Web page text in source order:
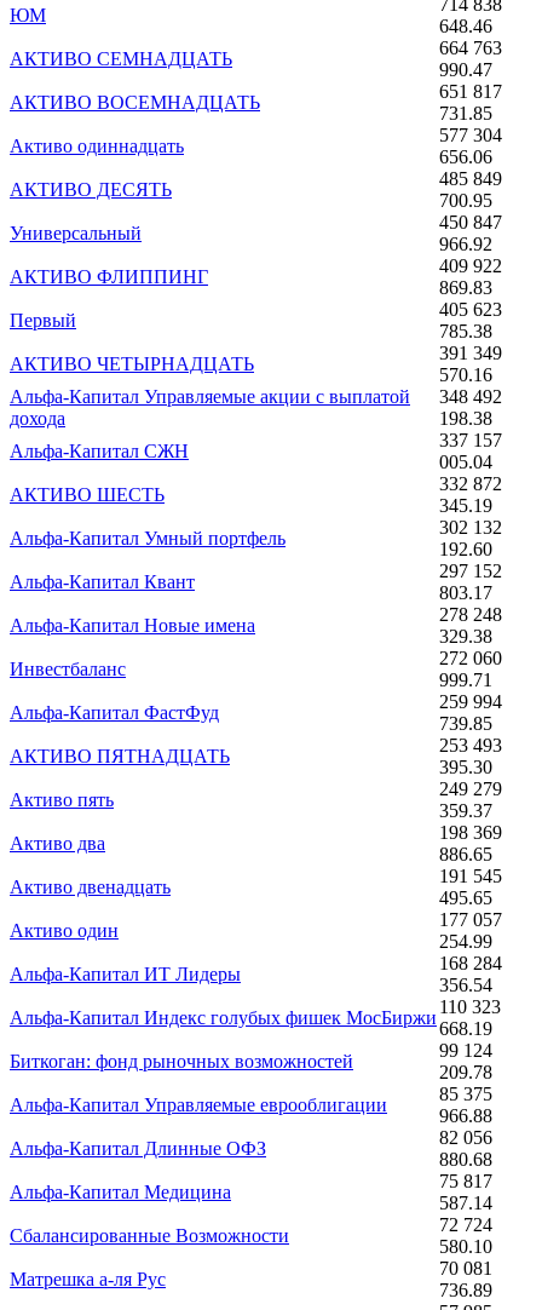
ЮМ
714 838
648.46
АКТИВО СЕМНАДЦАТЬ
664 763
990.47
АКТИВО ВОСЕМНАДЦАТЬ
651 817
731.85
Активо одиннадцать
577 304
656.06
АКТИВО ДЕСЯТЬ
485 849
700.95
Универсальный
450 847
966.92
АКТИВО ФЛИППИНГ
409 922
869.83
Первый
405 623
785.38
АКТИВО ЧЕТЫРНАДЦАТЬ
391 349
570.16
Альфа-Капитал Управляемые акции с выплатой
дохода
348 492
198.38
Альфа-Капитал СЖН
337 157
005.04
АКТИВО ШЕСТЬ
332 872
345.19
Альфа-Капитал Умный портфель
302 132
192.60
Альфа-Капитал Квант
297 152
803.17
Альфа-Капитал Новые имена
278 248
329.38
Инвестбаланс
272 060
999.71
Альфа-Капитал ФастФуд
259 994
739.85
АКТИВО ПЯТНАДЦАТЬ
253 493
395.30
Активо пять
249 279
359.37
Активо два
198 369
886.65
Активо двенадцать
191 545
495.65
Активо один
177 057
254.99
Альфа-Капитал ИТ Лидеры
168 284
356.54
Альфа-Капитал Индекс голубых фишек МосБиржи
110 323
668.19
Биткоган: фонд рыночных возможностей
99 124
209.78
Альфа-Капитал Управляемые еврооблигации
85 375
966.88
Альфа-Капитал Длинные ОФЗ
82 056
880.68
Альфа-Капитал Медицина
75 817
587.14
Сбалансированные Возможности
72 724
580.10
Матрешка а-ля Рус
70 081
736.89